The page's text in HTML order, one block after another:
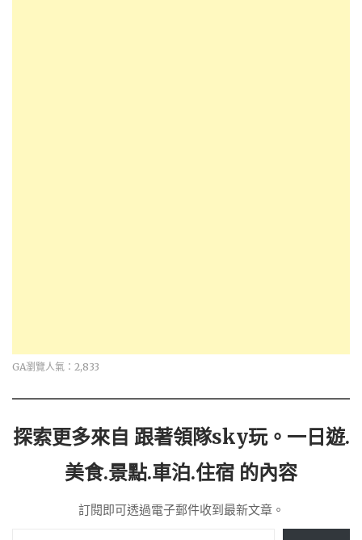
GA瀏覽人氣：2,833
探索更多來自 跟著領隊sky玩。一日遊.
美食.景點.車泊.住宿 的內容
訂閱即可透過電子郵件收到最新文章。